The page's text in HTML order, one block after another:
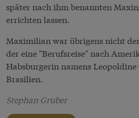
später nach ihm benannten
errichten lassen.
Maximilian war übrigens nicht
der eine "Berufsreise" nach
Habsburgerin namens
Brasilien.
Stephan Gruber